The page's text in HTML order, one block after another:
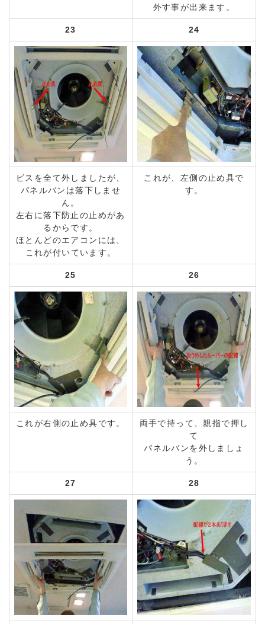
外す事が出来ます。
23 24
ビスを全て外しましたが、
パネルバンは落下しませ
ん。
左右に落下防止の止めがあ
るからです。
ほとんどのエアコンには、
これが付いています。
これが、左側の止め具で
す。
25 26
これが右側の止め具です。
両手で持って、親指で押し
て
パネルバンを外しましょ
う。
27 28